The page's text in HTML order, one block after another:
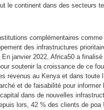
le continent dans des secteurs
complémentaires
des infrastructures
janvier 2022, Africa50 a
soutenir la croissance de ce
revenus au Kenya et dans toute
et de faisabilité pour
dans de nouvelles
lors, 42 % des clients de poa